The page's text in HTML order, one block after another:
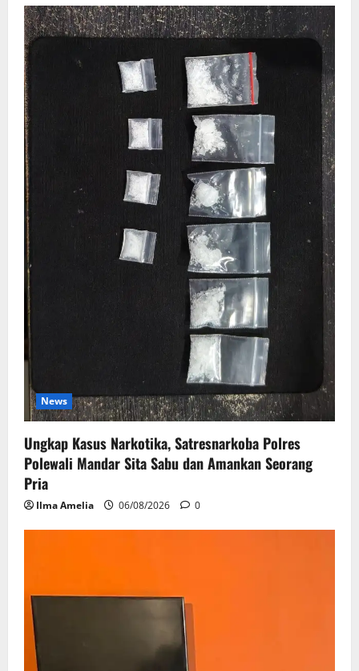
News
Ungkap Kasus Narkotika, Satresnarkoba Polres
Polewali Mandar Sita Sabu dan Amankan Seorang
Pria
Ilma Amelia 06/08/2026 0